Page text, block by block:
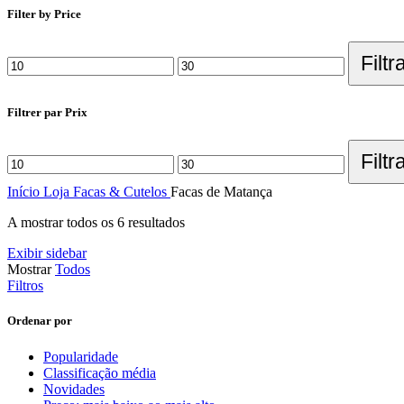
Filter by Price
Filtrer par Prix
Início Loja Facas & Cutelos Facas de Matança
A mostrar todos os 6 resultados
Exibir sidebar
MostrarTodos
Filtros
Ordenar por
Popularidade
Classificação média
Novidades